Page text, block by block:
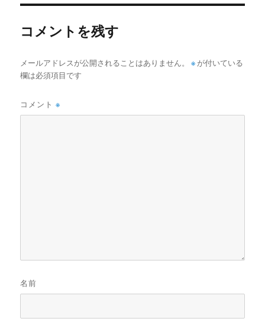
コメントを残す
メールアドレスが公開されることはありません。 ※が付いている
欄は必須項目です
コメント※
名前